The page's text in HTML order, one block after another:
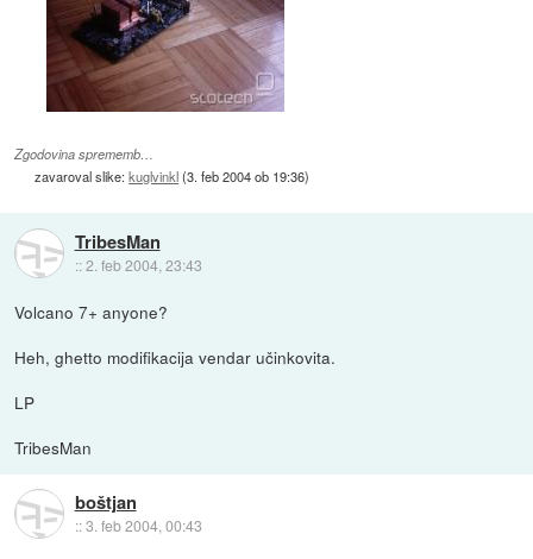
Zgodovina sprememb…
zavaroval slike:kuglvinkl(3. feb 2004 ob 19:36)
TribesMan
::2. feb 2004, 23:43
Volcano 7+ anyone?
Heh, ghetto modifikacija vendar učinkovita.
LP
TribesMan
boštjan
::3. feb 2004, 00:43